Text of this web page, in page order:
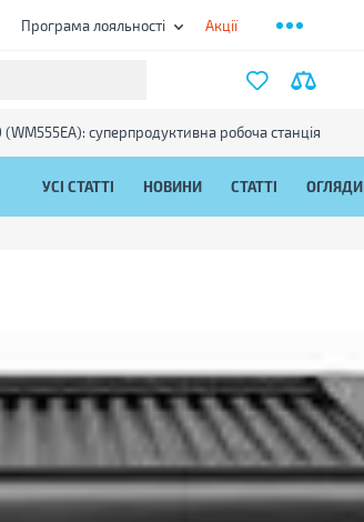
Програма лояльності Акції
суперпродуктивна робоча станція
УСІ СТАТТІ НОВИНИ СТАТТІ ОГЛЯДИ